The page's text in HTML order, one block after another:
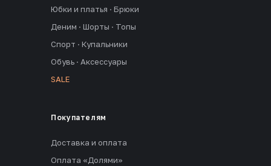
Юбки и платья · Брюки
Деним · Шорты · Топы
Спорт · Купальники
Обувь · Аксессуары
SALE
Покупателям
Доставка и оплата
Оплата «Долями»